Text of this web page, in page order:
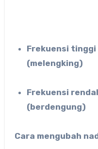
Frekuensi tinggi → nada tinggi
(melengking)
Frekuensi rendah → nada rendah
(berdengung)
Cara mengubah